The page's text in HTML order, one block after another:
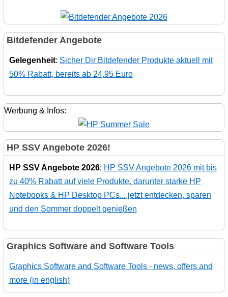
Bitdefender Angebote
Gelegenheit: Sicher Dir Bitdefender Produkte aktuell mit
50% Rabatt, bereits ab 24,95 Euro
Werbung & Infos:
HP SSV Angebote 2026!
HP SSV Angebote 2026: HP SSV Angebote 2026 mit bis
zu 40% Rabatt auf viele Produkte, darunter starke HP
Notebooks & HP Desktop PCs... jetzt entdecken, sparen
und den Sommer doppelt genießen
Graphics Software and Software Tools
Graphics Software and Software Tools - news, offers and
more (in english)